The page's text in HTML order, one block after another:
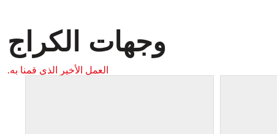
وجهات الكراج
العمل الأخير الذي قمنا به.